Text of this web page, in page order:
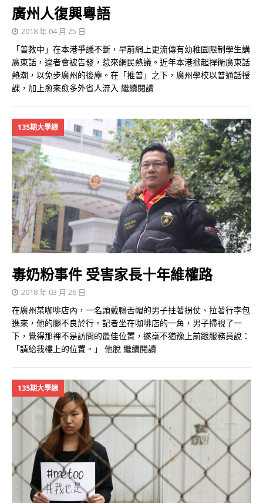
廣州人復興粵語
2018 年 04 月 25 日
「普教中」在本港爭議不斷，早前網上更流傳有幼稚園限制學生講
廣東話，違者會被告發，惹來網民熱議。近年本港掀起捍衛廣東話
熱潮，以免步廣州的後塵。在「推普」之下，廣州學校以普通話授
課，加上愈來愈多外省人流入 繼續閱讀
135期大學線
毒奶粉事件 受害家長十年維權路
2018 年 03 月 26 日
在廣州某咖啡店內，一名頭戴鴨舌帽的男子拄著拐仗、拉著行李包
進來，他的腿不良於行。記者坐在咖啡店的一角，男子掃視了一
下，覺得那裡不是訪問的最佳位置，遂毫不猶豫上前跟服務員說：
「請給我樓上的位置。」 他脫 繼續閱讀
135期大學線